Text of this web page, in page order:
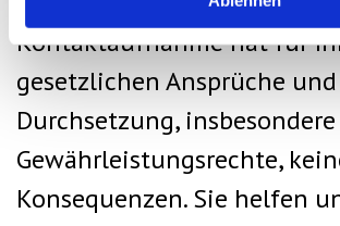
Kontaktaufnahme hat für
gesetzlichen Ansprüche
Durchsetzung,
Gewährleistungsrechte,
Konsequenzen. Sie helfen